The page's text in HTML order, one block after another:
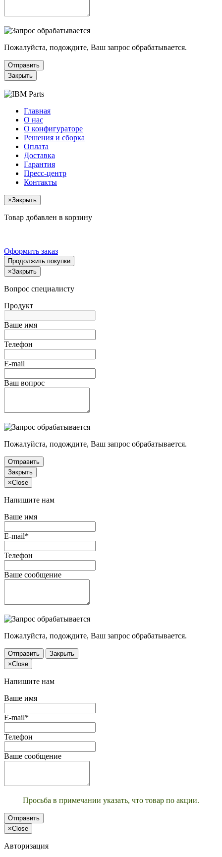
Пожалуйста, подождите, Ваш запрос обрабатывается.
Отправить
Закрыть
Главная
О нас
О конфигураторе
Решения и сборка
Оплата
Доставка
Гарантия
Пресс-центр
Контакты
×Закрыть
Товар добавлен в корзину
Оформить заказ
Продолжить покупки
×Закрыть
Вопрос специалисту
Продукт
Ваше имя
Телефон
E-mail
Ваш вопрос
Пожалуйста, подождите, Ваш запрос обрабатывается.
Отправить
Закрыть
×Close
Напишите нам
Ваше имя
E-mail*
Телефон
Ваше сообщение
Пожалуйста, подождите, Ваш запрос обрабатывается.
Отправить
Закрыть
×Close
Напишите нам
Ваше имя
E-mail*
Телефон
Ваше сообщение
Просьба в примечании указать, что товар по акции.
Отправить
×Close
Авторизация